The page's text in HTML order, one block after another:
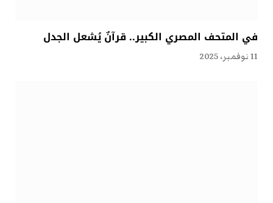
في المتحف المصري الكبير.. قرآنٌ يُشعل الجدل
11 نوفمبر، 2025